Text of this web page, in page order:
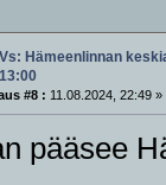
Vs: Hämeenlinnan
13:00
#8 : 11.08.2024, 22:49 »
pääsee